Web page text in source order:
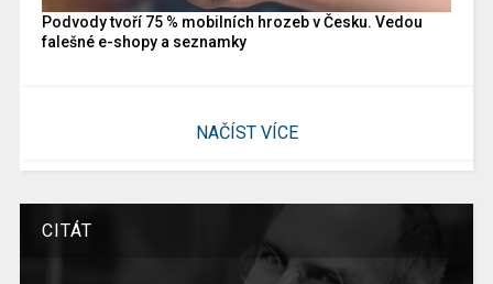
Podvody tvoří 75 % mobilních hrozeb v Česku. Vedou
falešné e-shopy a seznamky
NAČÍST VÍCE
CITÁT